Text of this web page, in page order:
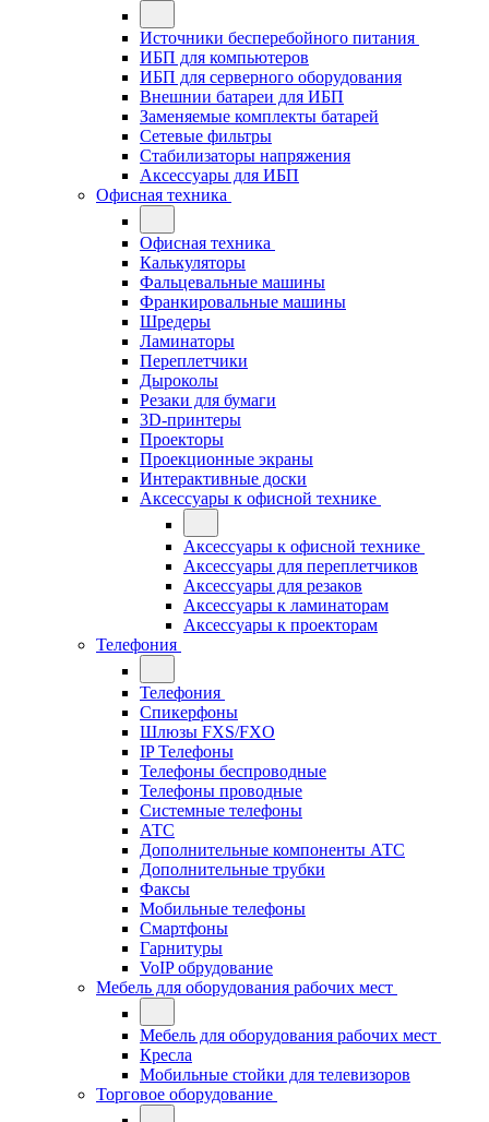
Источники бесперебойного питания
ИБП для компьютеров
ИБП для серверного оборудования
Внешнии батареи для ИБП
Заменяемые комплекты батарей
Сетевые фильтры
Стабилизаторы напряжения
Аксессуары для ИБП
Офисная техника
Офисная техника
Калькуляторы
Фальцевальные машины
Франкировальные машины
Шредеры
Ламинаторы
Переплетчики
Дыроколы
Резаки для бумаги
3D-принтеры
Проекторы
Проекционные экраны
Интерактивные доски
Аксессуары к офисной технике
Аксессуары к офисной технике
Аксессуары для переплетчиков
Аксессуары для резаков
Аксессуары к ламинаторам
Аксессуары к проекторам
Телефония
Телефония
Спикерфоны
Шлюзы FXS/FXO
IP Телефоны
Телефоны беспроводные
Телефоны проводные
Системные телефоны
АТС
Дополнительные компоненты АТС
Дополнительные трубки
Факсы
Мобильные телефоны
Смартфоны
Гарнитуры
VoIP обрудование
Мебель для оборудования рабочих мест
Мебель для оборудования рабочих мест
Кресла
Мобильные стойки для телевизоров
Торговое оборудование